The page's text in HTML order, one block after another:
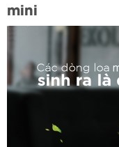
mini